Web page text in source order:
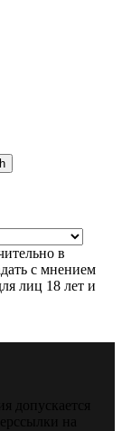
в
с мнением
лиц 18 лет и
допускается
на